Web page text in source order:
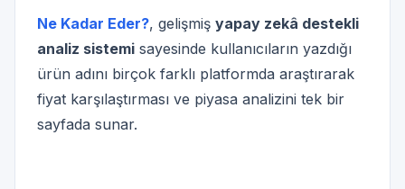
Ne Kadar Eder?, gelişmiş yapay zekâ destekli
analiz sistemi sayesinde kullanıcıların yazdığı
ürün adını birçok farklı platformda araştırarak
fiyat karşılaştırması ve piyasa analizini tek bir
sayfada sunar.